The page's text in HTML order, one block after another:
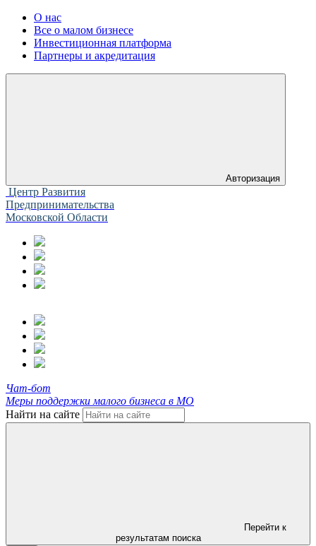
О нас
Все о малом бизнесе
Инвестиционная платформа
Партнеры и акредитация
Авторизация
Центр Развития
Предпринимательства
Московской Области
Чат-бот
Меры поддержки малого бизнеса в МО
Найти на сайте
Перейти к
результатам поиска